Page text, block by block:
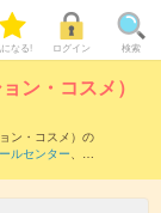
なる! ログイン 検索
ン・コスメ）
ン・コスメ）の
ルセンター、 レ
）のお仕事と